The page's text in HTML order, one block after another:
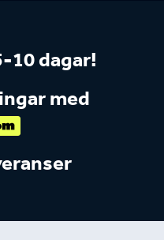
10 dagar!
med